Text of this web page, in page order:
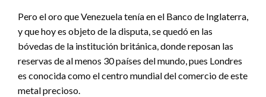
Pero el oro que Venezuela tenía en el Banco de Inglaterra,
y que hoy es objeto de la disputa, se quedó en las
bóvedas de la institución británica, donde reposan las
reservas de al menos 30 países del mundo, pues Londres
es conocida como el centro mundial del comercio de este
metal precioso.